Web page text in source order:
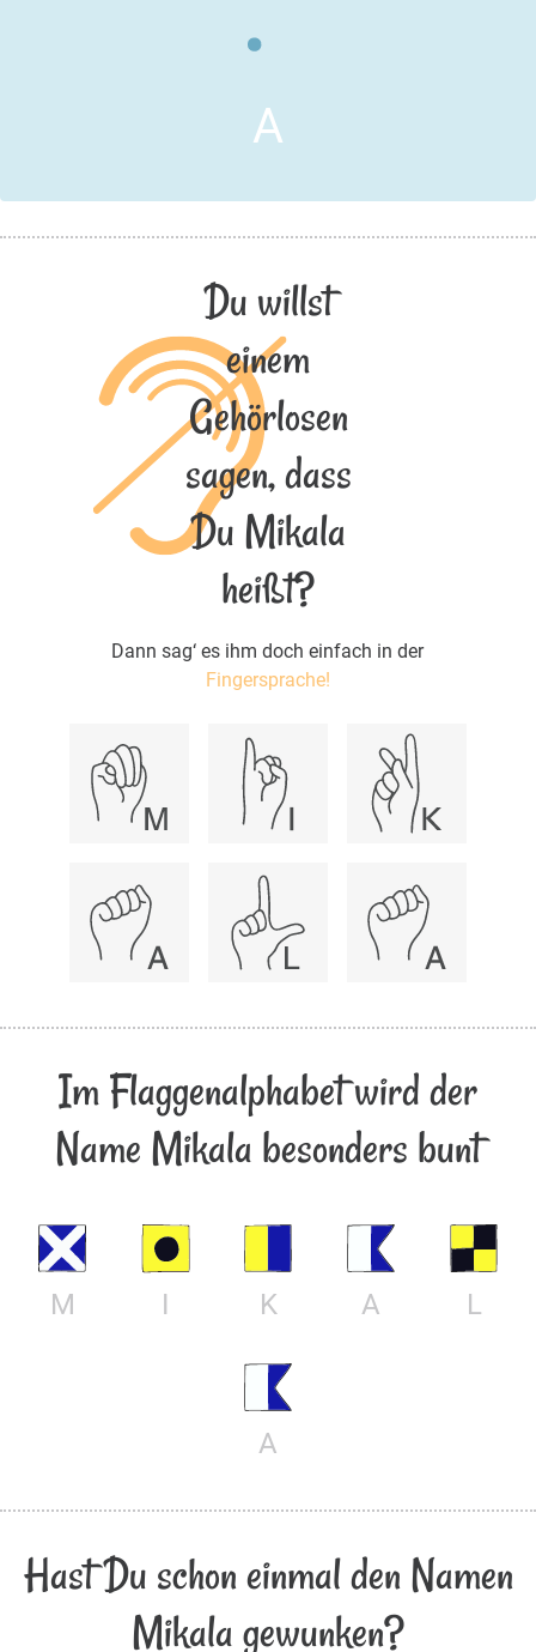
A
Du willst
einem
Gehörlosen
sagen, dass
Du Mikala
heißt?
Dann sag‘ es ihm doch einfach in der
Fingersprache!
Im Flaggenalphabet wird der
Name Mikala besonders bunt
M I K A L
A
Hast Du schon einmal den Namen
Mikala gewunken?